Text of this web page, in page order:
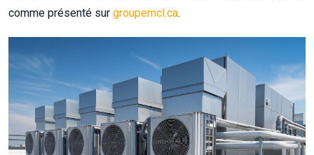
comme présenté sur groupemcl.ca.